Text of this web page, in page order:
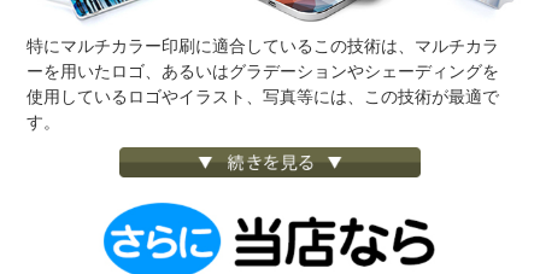
特にマルチカラー印刷に適合しているこの技術は、マルチカラ
ーを用いたロゴ、あるいはグラデーションやシェーディングを
使用しているロゴやイラスト、写真等には、この技術が最適で
す。